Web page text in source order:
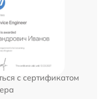
с сертификатом